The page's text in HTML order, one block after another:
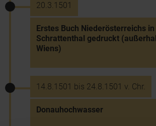
20.3.1501
Erstes Buch Niederösterreichs in
Schrattenthal gedruckt
Wiens)
14.8.1501 bis 24.8.1501 v. Chr.
Donauhochwasser